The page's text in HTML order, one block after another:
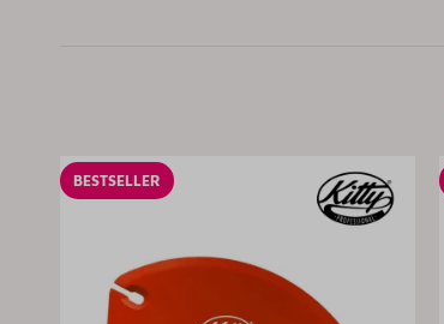
BESTSELLER